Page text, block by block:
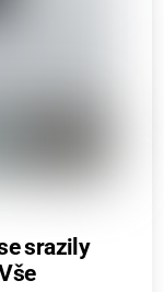
srazily